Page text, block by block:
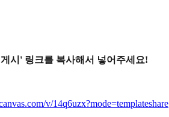
시' 링크를 복사해서 넣어주세요!
v/14q6uzx?mode=templateshare